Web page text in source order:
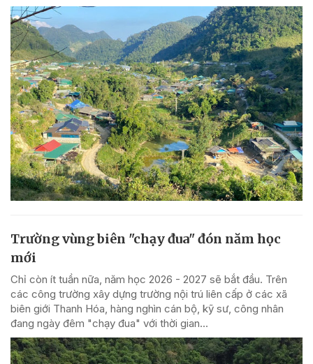
Trường vùng biên "chạy đua" đón năm học
mới
Chỉ còn ít tuần nữa, năm học 2026 - 2027 sẽ bắt đầu. Trên
các công trường xây dựng trường nội trú liên cấp ở các xã
biên giới Thanh Hóa, hàng nghìn cán bộ, kỹ sư, công nhân
đang ngày đêm "chạy đua" với thời gian...